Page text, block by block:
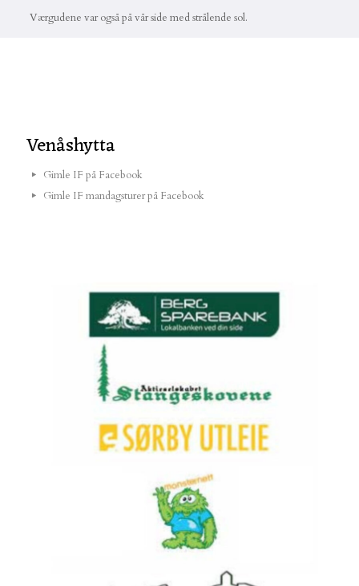
Værgudene var også på vår side med strålende sol.
Venåshytta
Gimle IF på Facebook
Gimle IF mandagsturer på Facebook